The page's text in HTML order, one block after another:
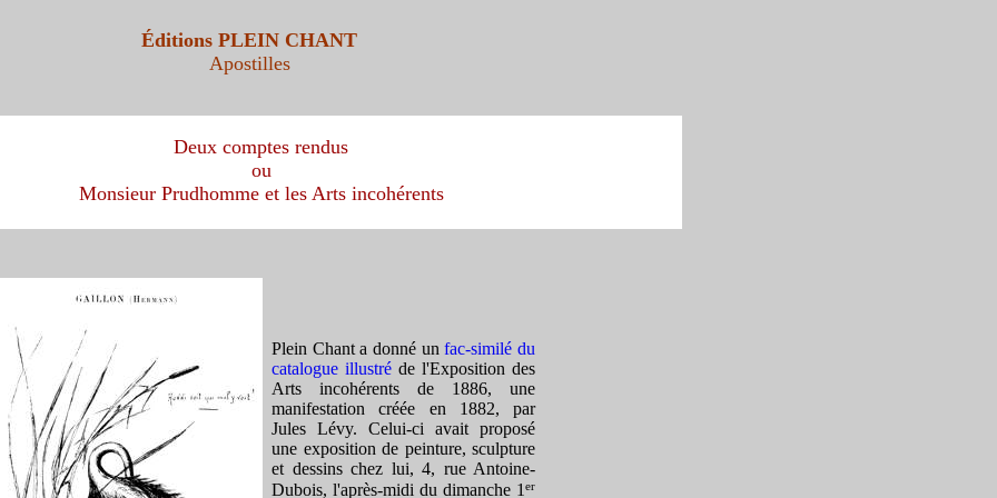
Éditions PLEIN CHANT
Apostilles
Deux comptes rendus
ou
Monsieur Prudhomme et les Arts incohérents
Plein Chant a donné unfac-similé du
catalogue illustré de l'Exposition des
Arts incohérents de 1886, une
manifestation créée en 1882, par
Jules Lévy. Celui-ci avait proposé
une exposition de peinture, sculpture
et dessins chez lui, 4, rue Antoine-
Dubois, l'après-midi du dimanche 1er